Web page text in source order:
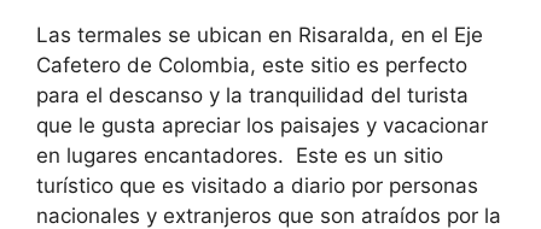
Las termales se ubican en Risaralda, en el Eje
Cafetero de Colombia, este sitio es perfecto
para el descanso y la tranquilidad del turista
que le gusta apreciar los paisajes y vacacionar
en lugares encantadores. Este es un sitio
turístico que es visitado a diario por personas
nacionales y extranjeros que son atraídos por la